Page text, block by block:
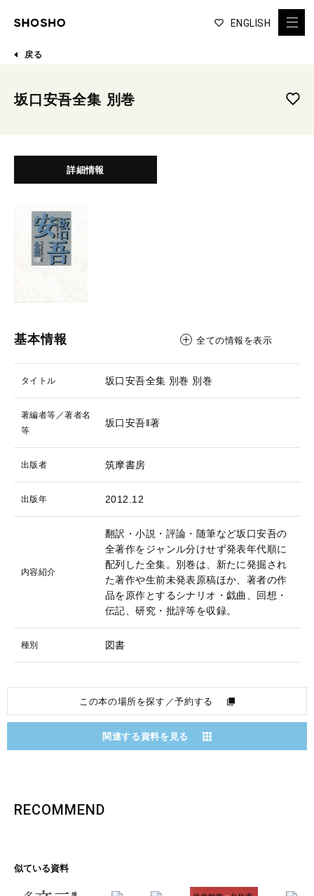
ENGLISH
戻る
坂口安吾全集 別巻
詳細情報
基本情報 全ての情報を表示
タイトル 坂口安吾全集 別巻 別巻
著編者等／著者名
等
坂口安吾‖著
出版者 筑摩書房
出版年 2012.12
内容紹介
翻訳・小説・評論・随筆など坂口安吾の
全著作をジャンル分けせず発表年代順に
配列した全集。別巻は、新たに発掘され
た著作や生前未発表原稿ほか、著者の作
品を原作とするシナリオ・戯曲、回想・
伝記、研究・批評等を収録。
種別 図書
この本の場所を探す／予約する
関連する資料を見る
RECOMMEND
似ている資料